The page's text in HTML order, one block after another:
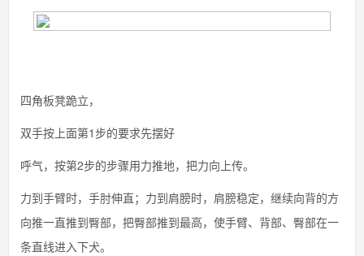
四角板凳跪立，
双手按上面第1步的要求先摆好
呼气，按第2步的步骤用力推地，把力向上传。
力到手臂时，手肘伸直；力到肩膀时，肩膀稳定，继续向背的方
向推一直推到臀部，把臀部推到最高，使手臂、背部、臀部在一
条直线进入下犬。